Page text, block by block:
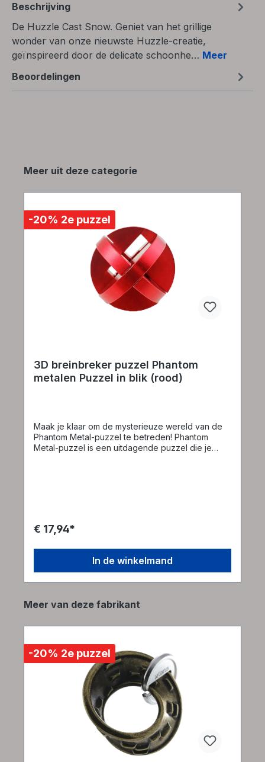
Beschrijving
De Huzzle Cast Snow. Geniet van het grillige
wonder van onze nieuwste Huzzle-creatie,
geïnspireerd door de delicate schoonhe… Meer
Beoordelingen
Productgalerij overslaan
Meer uit deze categorie
-20% 2e puzzel
3D breinbreker puzzel Phantom
metalen Puzzel in blik (rood)
Maak je klaar om de mysterieuze wereld van de
Phantom Metal-puzzel te betreden! Phantom
Metal-puzzel is een uitdagende puzzel die je
€ 17,94*
In de winkelmand
Productgalerij overslaan
Meer van deze fabrikant
-20% 2e puzzel